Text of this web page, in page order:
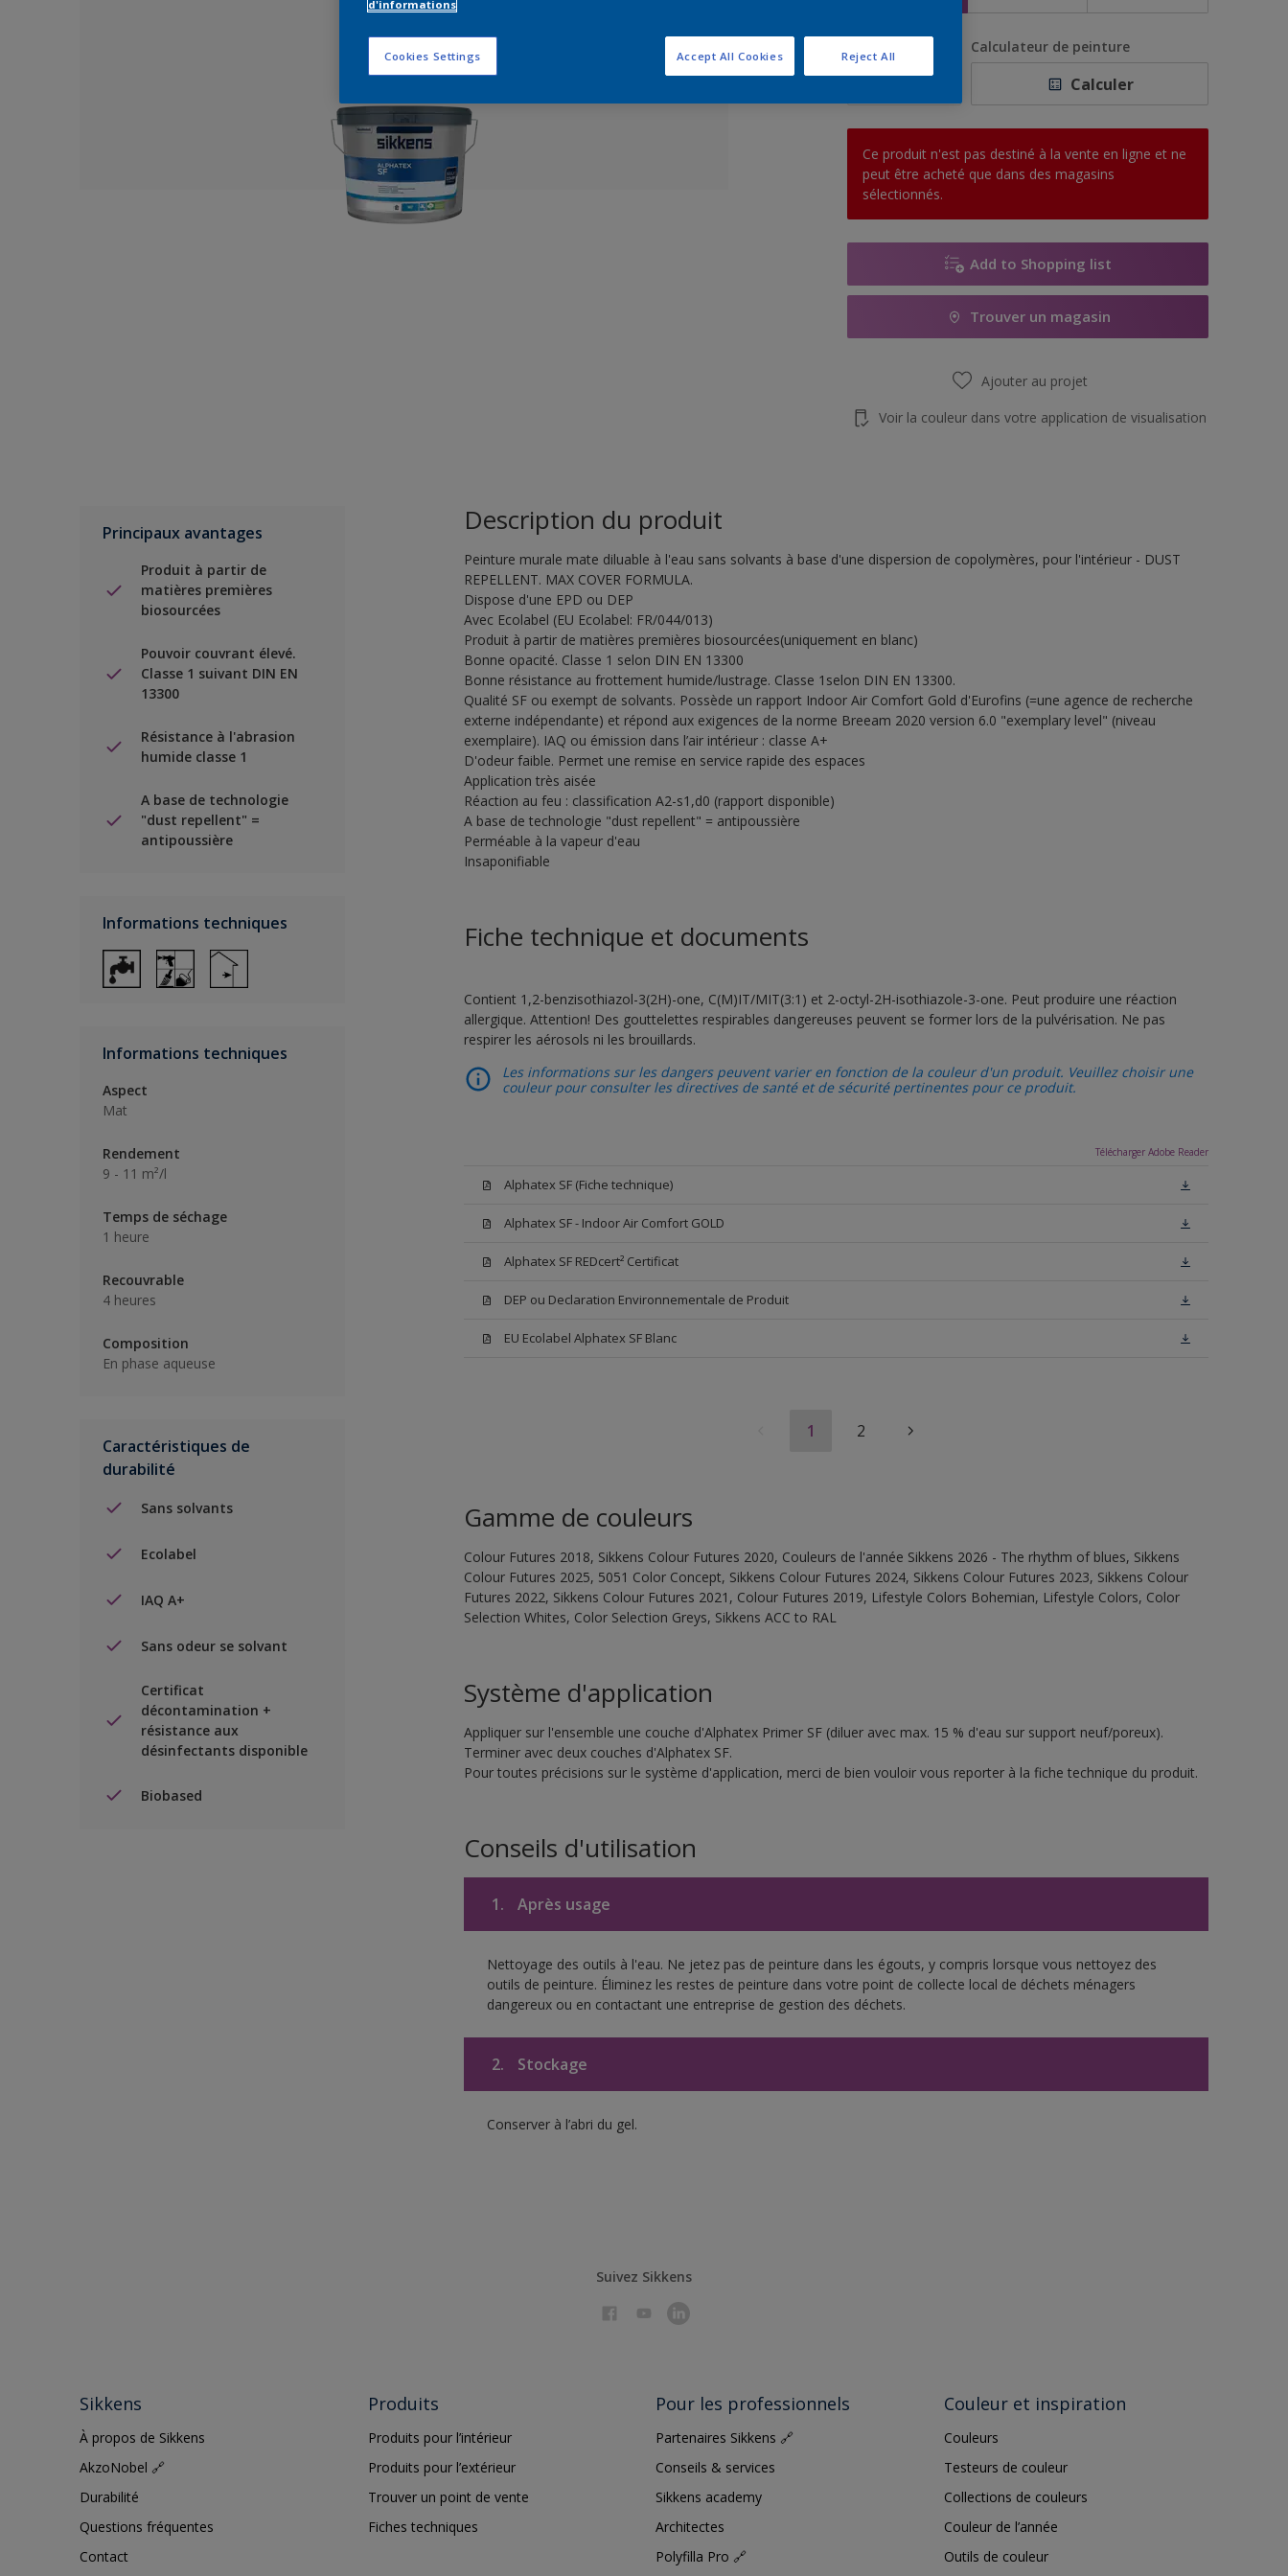
Calculateur de peinture
Calculer
Ce produit n'est pas destiné à la vente en ligne et ne
peut être acheté que dans des magasins
sélectionnés.
Add to Shopping list
Trouver un magasin
Ajouter au projet
Voir la couleur dans votre application de visualisation
Principaux avantages
Produit à partir de
matières premières
biosourcées
Pouvoir couvrant élevé.
Classe 1 suivant DIN EN
13300
Résistance à l'abrasion
humide classe 1
A base de technologie
"dust repellent" =
antipoussière
Informations techniques
Informations techniques
Aspect
Mat
Rendement
9 - 11 m²/l
Temps de séchage
1 heure
Recouvrable
4 heures
Composition
En phase aqueuse
Caractéristiques de
durabilité
Sans solvants
Ecolabel
IAQ A+
Sans odeur se solvant
Certificat
décontamination +
résistance aux
désinfectants disponible
Biobased
Description du produit
Peinture murale mate diluable à l'eau sans solvants à base d'une dispersion de copolymères, pour l'intérieur - DUST
REPELLENT. MAX COVER FORMULA.
Dispose d'une EPD ou DEP
Avec Ecolabel (EU Ecolabel: FR/044/013)
Produit à partir de matières premières biosourcées(uniquement en blanc)
Bonne opacité. Classe 1 selon DIN EN 13300
Bonne résistance au frottement humide/lustrage. Classe 1selon DIN EN 13300.
Qualité SF ou exempt de solvants. Possède un rapport Indoor Air Comfort Gold d'Eurofins (=une agence de recherche
externe indépendante) et répond aux exigences de la norme Breeam 2020 version 6.0 "exemplary level" (niveau
exemplaire). IAQ ou émission dans l’air intérieur : classe A+
D'odeur faible. Permet une remise en service rapide des espaces
Application très aisée
Réaction au feu : classification A2-s1,d0 (rapport disponible)
A base de technologie "dust repellent" = antipoussière
Perméable à la vapeur d'eau
Insaponifiable
Fiche technique et documents
Contient 1,2-benzisothiazol-3(2H)-one, C(M)IT/MIT(3:1) et 2-octyl-2H-isothiazole-3-one. Peut produire une réaction
allergique. Attention! Des gouttelettes respirables dangereuses peuvent se former lors de la pulvérisation. Ne pas
respirer les aérosols ni les brouillards.
Les informations sur les dangers peuvent varier en fonction de la couleur d'un produit. Veuillez choisir une
couleur pour consulter les directives de santé et de sécurité pertinentes pour ce produit.
Télécharger Adobe Reader
Alphatex SF (Fiche technique)
Alphatex SF - Indoor Air Comfort GOLD
Alphatex SF REDcert² Certificat
DEP ou Declaration Environnementale de Produit
EU Ecolabel Alphatex SF Blanc
1 2
Gamme de couleurs
Colour Futures 2018, Sikkens Colour Futures 2020, Couleurs de l'année Sikkens 2026 - The rhythm of blues, Sikkens
Colour Futures 2025, 5051 Color Concept, Sikkens Colour Futures 2024, Sikkens Colour Futures 2023, Sikkens Colour
Futures 2022, Sikkens Colour Futures 2021, Colour Futures 2019, Lifestyle Colors Bohemian, Lifestyle Colors, Color
Selection Whites, Color Selection Greys, Sikkens ACC to RAL
Système d'application
Appliquer sur l'ensemble une couche d'Alphatex Primer SF (diluer avec max. 15 % d'eau sur support neuf/poreux).
Terminer avec deux couches d'Alphatex SF.
Pour toutes précisions sur le système d'application, merci de bien vouloir vous reporter à la fiche technique du produit.
Conseils d'utilisation
1. Après usage
Nettoyage des outils à l'eau. Ne jetez pas de peinture dans les égouts, y compris lorsque vous nettoyez des
outils de peinture. Éliminez les restes de peinture dans votre point de collecte local de déchets ménagers
dangereux ou en contactant une entreprise de gestion des déchets.
2. Stockage
Conserver à l’abri du gel.
Suivez Sikkens
Sikkens
À propos de Sikkens
AkzoNobel 🔗
Durabilité
Questions fréquentes
Contact
Produits
Produits pour l’intérieur
Produits pour l’extérieur
Trouver un point de vente
Fiches techniques
Pour les professionnels
Partenaires Sikkens 🔗
Conseils & services
Sikkens academy
Architectes
Polyfilla Pro 🔗
Couleur et inspiration
Couleurs
Testeurs de couleur
Collections de couleurs
Couleur de l’année
Outils de couleur
d'informations
Cookies Settings Reject All
Accept All Cookies